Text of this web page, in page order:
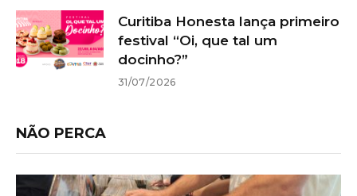
Curitiba Honesta lança primeiro
festival “Oi, que tal um
docinho?”
31/07/2026
NÃO PERCA